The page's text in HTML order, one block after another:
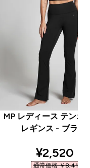
MP レディース テンポ
レギンス - ブラッ
¥2,520‎
通常価格 ￥8,410‎